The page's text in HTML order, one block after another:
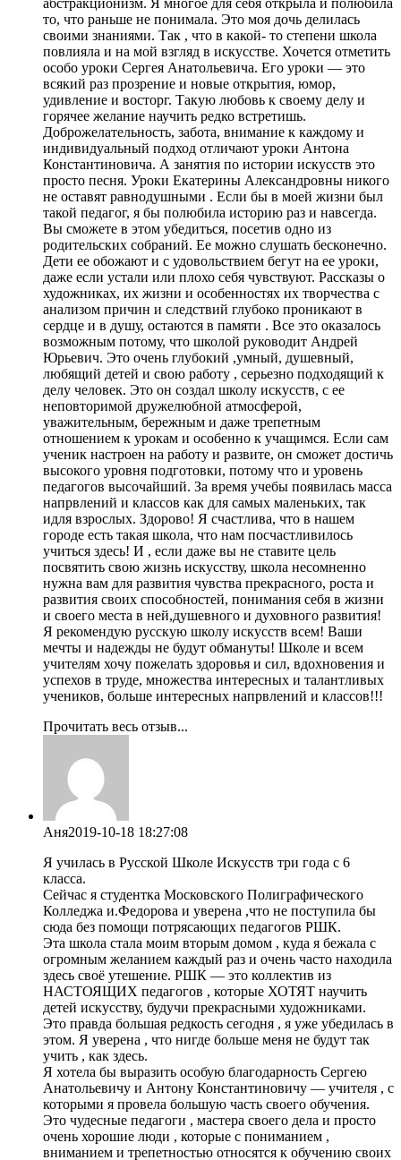
то, что раньше не понимала. Это моя дочь делилась
своими знаниями. Так , что в какой- то степени школа
повлияла и на мой взгляд в искусстве. Хочется отметить
особо уроки Сергея Анатольевича. Его уроки — это
всякий раз прозрение и новые открытия, юмор,
удивление и восторг. Такую любовь к своему делу и
горячее желание научить редко встретишь.
Доброжелательность, забота, внимание к каждому и
индивидуальный подход отличают уроки Антона
Константиновича. А занятия по истории искусств это
просто песня. Уроки Екатерины Александровны никого
не оставят равнодушными . Если бы в моей жизни был
такой педагог, я бы полюбила историю раз и навсегда.
Вы сможете в этом убедиться, посетив одно из
родительских собраний. Ее можно слушать бесконечно.
Дети ее обожают и с удовольствием бегут на ее уроки,
даже если устали или плохо себя чувствуют. Рассказы о
художниках, их жизни и особенностях их творчества с
анализом причин и следствий глубоко проникают в
сердце и в душу, остаются в памяти . Все это оказалось
возможным потому, что школой руководит Андрей
Юрьевич. Это очень глубокий ,умный, душевный,
любящий детей и свою работу , серьезно подходящий к
делу человек. Это он создал школу искусств, с ее
неповторимой дружелюбной атмосферой,
уважительным, бережным и даже трепетным
отношением к урокам и особенно к учащимся. Если сам
ученик настроен на работу и развите, он сможет достичь
высокого уровня подготовки, потому что и уровень
педагогов высочайший. За время учебы появилась масса
напрвлений и классов как для самых маленьких, так
идля взрослых. Здорово! Я счастлива, что в нашем
городе есть такая школа, что нам посчастливилось
учиться здесь! И , если даже вы не ставите цель
посвятить свою жизнь искусству, школа несомненно
нужна вам для развития чувства прекрасного, роста и
развития своих способностей, понимания себя в жизни
и своего места в ней,душевного и духовного развития!
Я рекомендую русскую школу искусств всем! Ваши
мечты и надежды не будут обмануты! Школе и всем
учителям хочу пожелать здоровья и сил, вдохновения и
успехов в труде, множества интересных и талантливых
учеников, больше интересных напрвлений и классов!!!
Прочитать весь отзыв...
Аня2019-10-18 18:27:08
Я училась в Русской Школе Искусств три года с 6
класса.
Сейчас я студентка Московского Полиграфического
Колледжа и.Федорова и уверена ,что не поступила бы
сюда без помощи потрясающих педагогов РШК.
Эта школа стала моим вторым домом , куда я бежала с
огромным желанием каждый раз и очень часто находила
здесь своё утешение. РШК — это коллектив из
НАСТОЯЩИХ педагогов , которые ХОТЯТ научить
детей искусству, будучи прекрасными художниками.
Это правда большая редкость сегодня , я уже убедилась в
этом. Я уверена , что нигде больше меня не будут так
учить , как здесь.
Я хотела бы выразить особую благодарность Сергею
Анатольевичу и Антону Константиновичу — учителя , с
которыми я провела большую часть своего обучения.
Это чудесные педагоги , мастера своего дела и просто
очень хорошие люди , которые с пониманием ,
вниманием и трепетностью относятся к обучению своих